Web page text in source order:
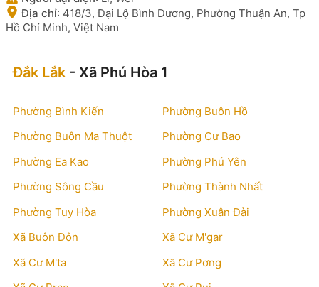
Địa chỉ: 418/3, Đại Lộ Bình Dương, Phường Thuận An, Tp
Hồ Chí Minh, Việt Nam
Đắk Lắk - Xã Phú Hòa 1
Phường Bình Kiến
Phường Buôn Hồ
Phường Buôn Ma Thuột
Phường Cư Bao
Phường Ea Kao
Phường Phú Yên
Phường Sông Cầu
Phường Thành Nhất
Phường Tuy Hòa
Phường Xuân Đài
Xã Buôn Đôn
Xã Cư M'gar
Xã Cư M'ta
Xã Cư Pơng